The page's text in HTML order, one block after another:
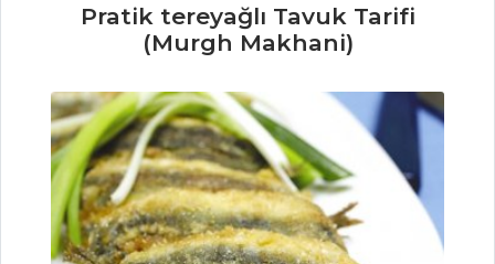
Salsa Soslu Biber
Dolması
Tüm Tarifleri
İÇECEKLER
Demirhindi
Pratik tereyağlı Tavuk Tarifi
(Murgh Makhani)